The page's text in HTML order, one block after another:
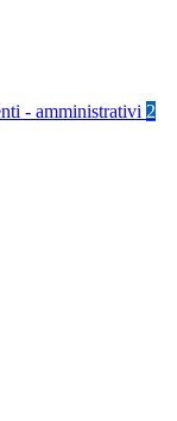
- amministrativi 2